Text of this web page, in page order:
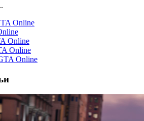
Online
Online
Online
Online